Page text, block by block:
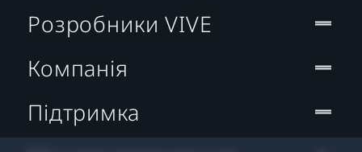
Розробники VIVE
Компанія
Підтримка